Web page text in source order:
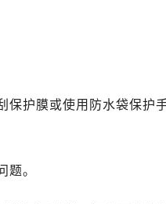
保护膜或使用防水袋保护
题。